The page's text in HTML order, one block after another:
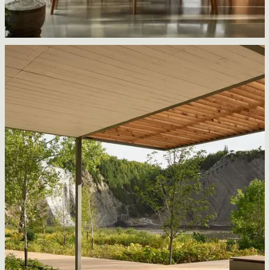
Résidence Lac-Brome
Atelier Pierre Thibault